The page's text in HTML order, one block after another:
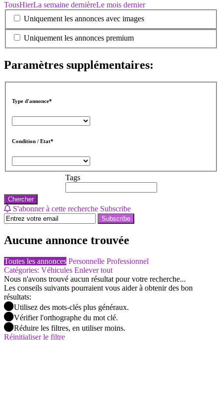
TousHierLa semaine dernièreLe mois dernier
Uniquement les annonces avec images
Uniquement les annonces premium
Paramètres supplémentaires:
Type d'annonce*
Condition / Etat*
Tags
Chercher
S'abonner à cette recherche Subscribe
Subscribe
Aucune annonce trouvée
Toutes les annonces Personnelle Professionnel
Catégories: Véhicules Enlever tout
Nous n'avons trouvé aucun résultat pour votre recherche...
Les conseils suivants pourraient vous aider à obtenir des bon
résultats:
Utilisez des mots-clés plus généraux.
Vérifier l'orthographe du mot clé.
Réduire les filtres, en utiliser moins.
Réinitialiser le filtre